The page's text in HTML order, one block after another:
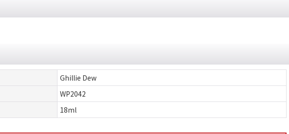
Ghillie Dew
WP2042
18ml